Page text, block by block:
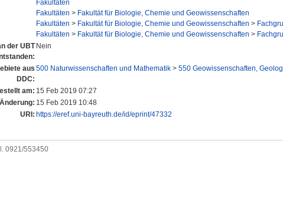
Fakultäten
Fakultäten > Fakultät für Biologie, Chemie und Geowissenschaften
Fakultäten > Fakultät für Biologie, Chemie und Geowissenschaften >
Fakultäten > Fakultät für Biologie, Chemie und Geowissenschaften >
der UBT Nein
aus
DDC:
500 Naturwissenschaften und Mathematik > 550 Geowissenschaften,
am: 15 Feb 2019 07:27
15 Feb 2019 10:48
URI: https://eref.uni-bayreuth.de/id/eprint/47332
0921/553450